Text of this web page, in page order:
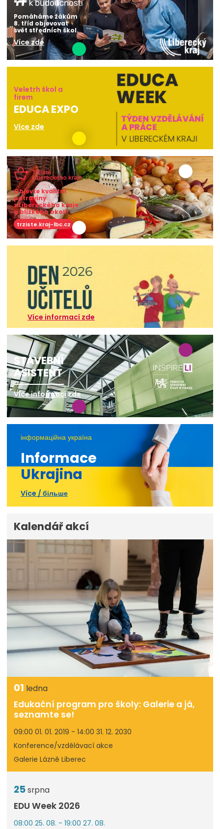
Pomáháme žákům
8. tříd objevovat
svět středních škol.
Více zde
Veletrh škol a
firem
EDUCA EXPO
Více zde
Objevte kvalitní
potraviny
z Libereckého kraje
a blízkého okolí!
trziste.kraj-lbc.cz
Více informací zde
STAVEBNÍ
ASISTENT
Více informací zde
інформаційна україна
Informace
Ukrajina
Více / більше
Kalendář akcí
01 ledna
Edukační program pro školy: Galerie a já,
seznamte se!
09:00 01. 01. 2019 - 14:00 31. 12. 2030
Konference/vzdělávací akce
Galerie Lázně Liberec
25srpna
EDU Week 2026
08:00 25. 08. - 19:00 27. 08.